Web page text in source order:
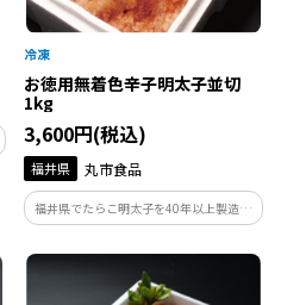
お徳用無着色辛子明太子並切
1kg
3,600円(税込)
福井県 丸市食品
福井県でたらこ明太子を40年以上製造し
ている丸市食品が作る辛子明太子です。製
造の過程で形が崩れてしまったものや、
切れてしまったものだけを集めたお得用
商品です。味はギフト品と変わらずお得な